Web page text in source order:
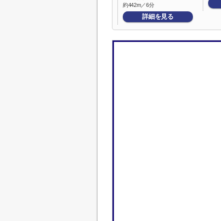
約442m／6分
詳細を見る